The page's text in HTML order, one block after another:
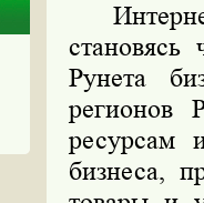
Рунета
регионов
ресурсам
бизнеса,